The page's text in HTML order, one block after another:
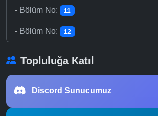
- Bölüm No: 11
- Bölüm No: 12
Topluluğa Katıl
Discord Sunucumuz